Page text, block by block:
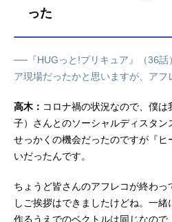
った
──『HUGっと!プリキュア』（36話
ア現場だったかと思いますが、アフ
高木： コロナ禍の状況なので、僕
子）さんとのソーシャルディスタン
せっかくの機会だったのですが『
いだったんです。
ちょうど皆さんのアフレコが終わ
しご挨拶はできましたけどね。一
作るうえでのベクトルは同じなので